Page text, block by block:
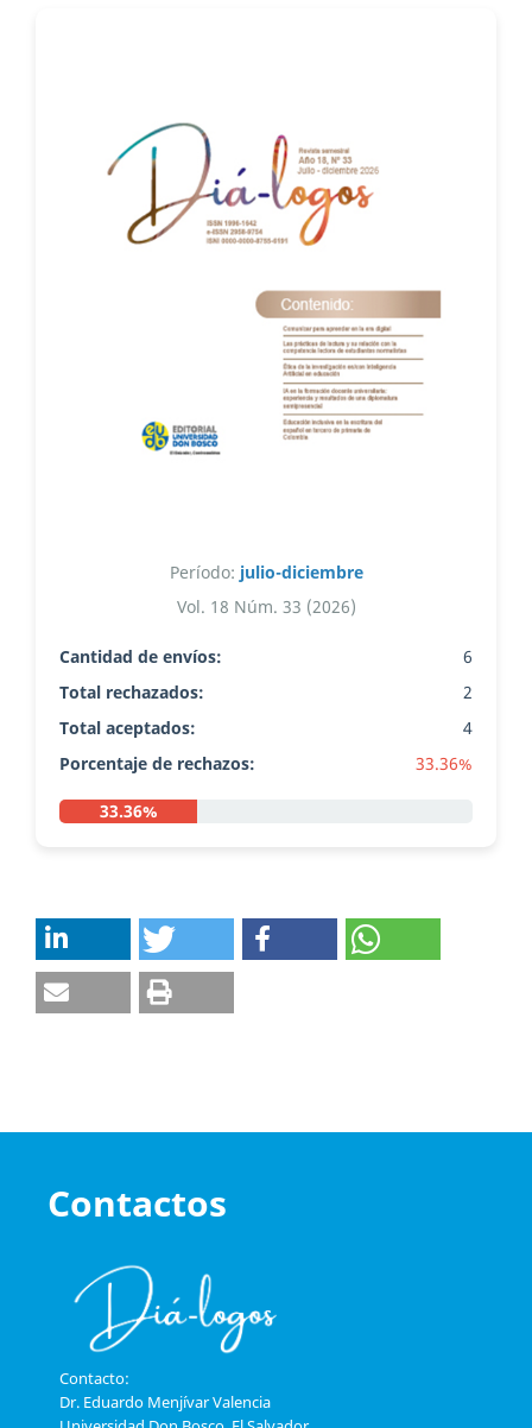
Período: julio-diciembre
Vol. 18 Núm. 33 (2026)
Cantidad de envíos:
6
Total rechazados:
2
Total aceptados:
4
Porcentaje de rechazos:
33.36%
33.36%
Contactos
Contacto:
Dr. Eduardo Menjívar Valencia